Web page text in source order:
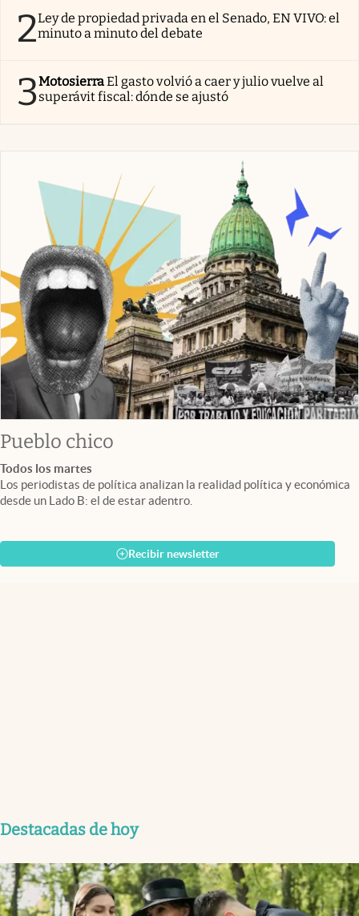
2Ley de propiedad privada en el Senado, EN VIVO: el
minuto a minuto del debate
3MotosierraEl gasto volvió a caer y julio vuelve al
superávit fiscal: dónde se ajustó
Pueblo chico
Todos los martes
Los periodistas de política analizan la realidad política y económica
desde un Lado B: el de estar adentro.
Recibir newsletter
Destacadas de hoy